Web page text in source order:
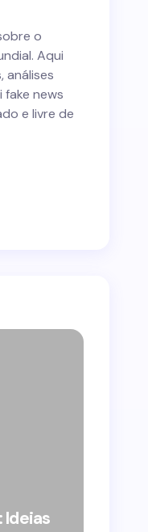
o
Aqui
análises
news
e livre de
Ideias